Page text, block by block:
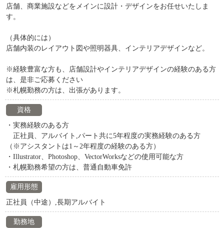
店舗、商業施設などをメインに設計・デザインをお任せいたしま
す。
（具体的には）
店舗内装のレイアウト図や照明器具、インテリアデザインなど。
※経験豊富な方も、店舗設計やインテリアデザインの経験のある方
は、是非ご応募ください
※札幌勤務の方は、出張があります。
資格
・実務経験のある方
正社員、アルバイト,パート共に5年程度の実務経験のある方
（※アシスタントは1～2年程度の経験のある方）
・Illustrator、Photoshop、VectorWorksなどの使用可能な方
・札幌勤務希望の方は、普通自動車免許
雇用形態
正社員（中途）,長期アルバイト
勤務地